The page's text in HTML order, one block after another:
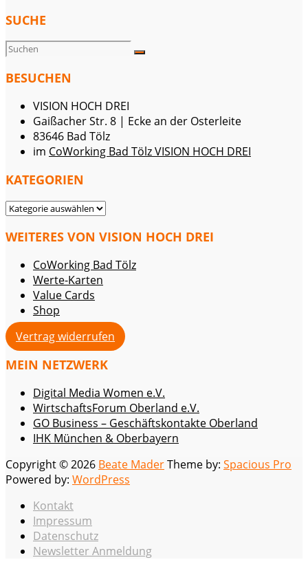
SUCHE
BESUCHEN
VISION HOCH DREI
Gaißacher Str. 8 | Ecke an der Osterleite
83646 Bad Tölz
im CoWorking Bad Tölz VISION HOCH DREI
KATEGORIEN
KATEGORIEN
WEITERES VON VISION HOCH DREI
CoWorking Bad Tölz
Werte-Karten
Value Cards
Shop
Vertrag widerrufen
MEIN NETZWERK
Digital Media Women e.V.
WirtschaftsForum Oberland e.V.
GO Business – Geschäftskontakte Oberland
IHK München & Oberbayern
Copyright © 2026 Beate MaderTheme by: Spacious Pro
Powered by: WordPress
Kontakt
Impressum
Datenschutz
Newsletter Anmeldung